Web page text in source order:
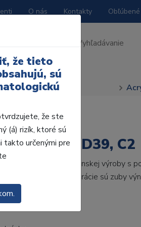
O nás Kontakty Obľúbené
S53-I53-D39, C2
živičné zuby talianskej výroby s
živice novej generácie sú zuby
že tieto
sú
že ste
(á) rizík, ktoré sú
takto určenými pre